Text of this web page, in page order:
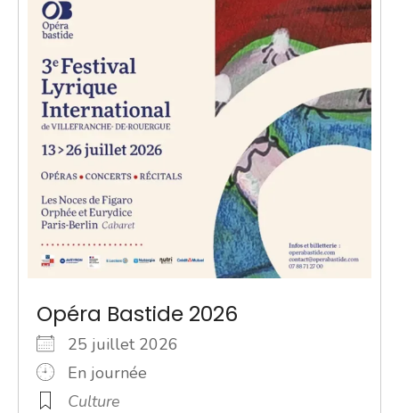
Opéra Bastide 2026
25 juillet 2026
En journée
Culture